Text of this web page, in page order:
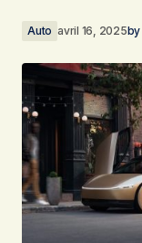
Auto avril 16, 2025by